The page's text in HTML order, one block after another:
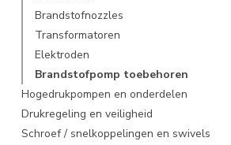
Brandstofnozzles
Transformatoren
Elektroden
Brandstofpomp toebehoren
Hogedrukpompen en onderdelen
Drukregeling en veiligheid
Schroef / snelkoppelingen en swivels